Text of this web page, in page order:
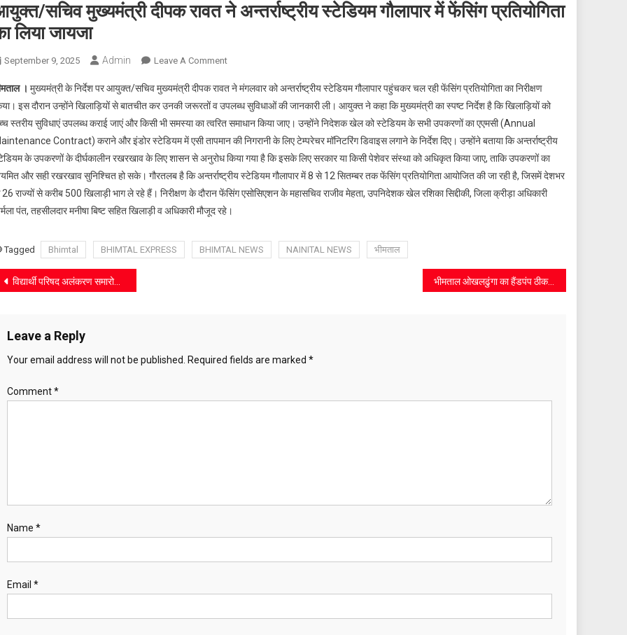
सचिव मुख्यमंत्री दीपक रावत ने अन्तर्राष्ट्रीय स्टेडियम गौलापार में फेंसिंग प्रतियोगिता
लिया जायजा
September 9, 2025 Admin Leave A CommentOn
सचिव
मुख्यमंत्री
दीपक
रावत
ने
अन्तर्राष्ट्रीय
स्टेडियम
प्रतियोगिता
। मुख्यमंत्री के निर्देश पर आयुक्त/सचिव मुख्यमंत्री दीपक रावत ने मंगलवार को अन्तर्राष्ट्रीय स्टेडियम गौलापार पहुंचकर चल रही फेंसिंग प्रतियोगिता का निरीक्षण
इस दौरान उन्होंने खिलाड़ियों से बातचीत कर उनकी जरूरतों व उपलब्ध सुविधाओं की जानकारी ली। आयुक्त ने कहा कि मुख्यमंत्री का स्पष्ट निर्देश है कि खिलाड़ियों को
स्तरीय सुविधाएं उपलब्ध कराई जाएं और किसी भी समस्या का त्वरित समाधान किया जाए। उन्होंने निदेशक खेल को स्टेडियम के सभी उपकरणों का एएमसी (Annual
Contract) कराने और इंडोर स्टेडियम में एसी तापमान की निगरानी के लिए टेम्परेचर मॉनिटरिंग डिवाइस लगाने के निर्देश दिए। उन्होंने बताया कि अन्तर्राष्ट्रीय
के उपकरणों के दीर्घकालीन रखरखाव के लिए शासन से अनुरोध किया गया है कि इसके लिए सरकार या किसी पेशेवर संस्था को अधिकृत किया जाए, ताकि उपकरणों का
और सही रखरखाव सुनिश्चित हो सके। गौरतलब है कि अन्तर्राष्ट्रीय स्टेडियम गौलापार में 8 से 12 सितम्बर तक फेंसिंग प्रतियोगिता आयोजित की जा रही है, जिसमें देशभर
राज्यों से करीब 500 खिलाड़ी भाग ले रहे हैं। निरीक्षण के दौरान फेंसिंग एसोसिएशन के महासचिव राजीव मेहता, उपनिदेशक खेल रशिका सिद्दीकी, जिला क्रीड़ा अधिकारी
पंत, तहसीलदार मनीषा बिष्ट सहित खिलाड़ी व अधिकारी मौजूद रहे।
Tagged Bhimtal BHIMTAL EXPRESS BHIMTAL NEWS NAINITAL NEWS भीमताल
विद्यार्थी परिषद अलंकरण समारोह में छात्रों ने संभाली जिम्मेदारी, प्राचार्या ने दिलाई शपथ भीमताल ओखलढुंगा का हैंडपंप ठीक, ग्रामीणों ने ली राहत की सांस
Leave a Reply
Your email address will not be published. Required fields are marked *
Comment*
Name *
Email *